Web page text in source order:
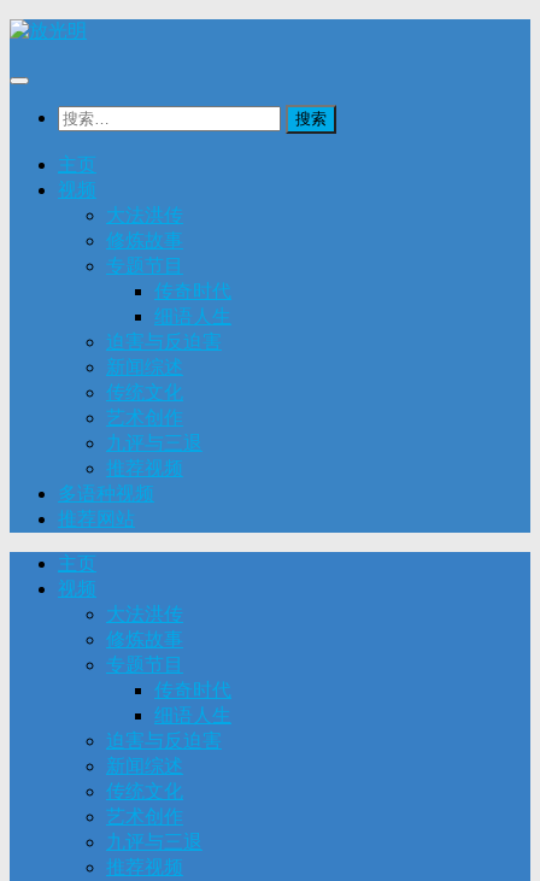
Skip
搜
主页
视频
大法洪传
修炼故事
专题节目
传奇时代
细语人生
迫害与反迫害
新闻综述
传统文化
艺术创作
九评与三退
推荐视频
多语种视频
推荐网站
主页
视频
大法洪传
修炼故事
专题节目
传奇时代
细语人生
迫害与反迫害
新闻综述
传统文化
艺术创作
九评与三退
推荐视频